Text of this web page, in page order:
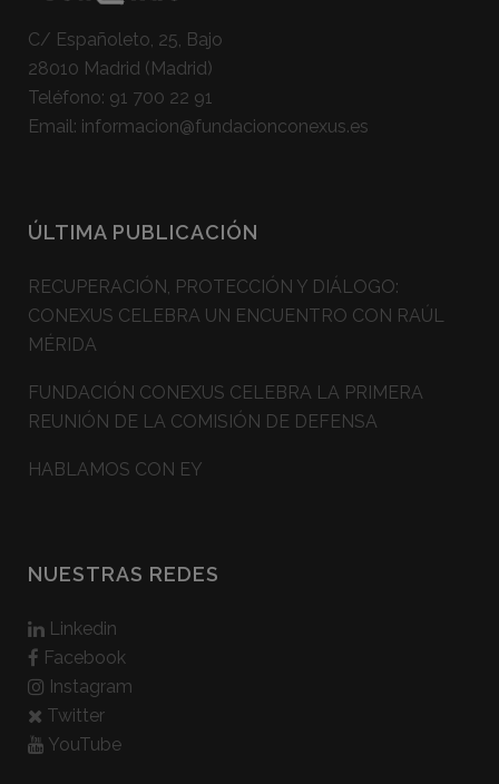
C/ Españoleto, 25, Bajo
28010 Madrid (Madrid)
Teléfono: 91 700 22 91
Email: informacion@fundacionconexus.es
ÚLTIMA PUBLICACIÓN
RECUPERACIÓN, PROTECCIÓN Y DIÁLOGO:
CONEXUS CELEBRA UN ENCUENTRO CON RAÚL
MÉRIDA
FUNDACIÓN CONEXUS CELEBRA LA PRIMERA
REUNIÓN DE LA COMISIÓN DE DEFENSA
HABLAMOS CON EY
NUESTRAS REDES
Linkedin
Facebook
Instagram
Twitter
YouTube